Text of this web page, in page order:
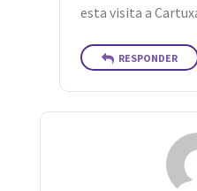
esta visita a
RESPONDER